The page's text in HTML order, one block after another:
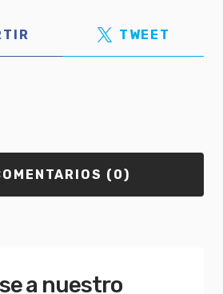
TWEET
(0)
a nuestro